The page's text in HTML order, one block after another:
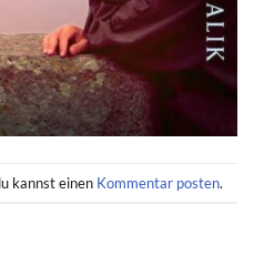
kannst einen Kommentar posten.